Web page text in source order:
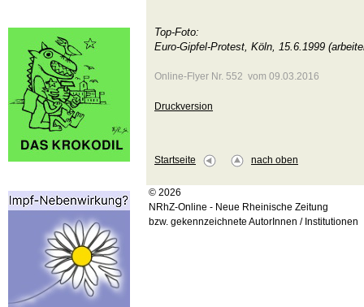
Top-Foto:
Euro-Gipfel-Protest, Köln, 15.6.1999
Online-Flyer Nr. 552 vom 09.03.2016
Druckversion
Startseite nach oben
© 2026
NRhZ-Online - Neue Rheinische Zeitung
bzw. gekennzeichnete AutorInnen / Institutionen